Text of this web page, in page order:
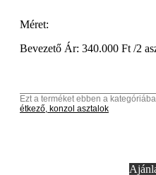
Méret:
Bevezető Ár: 340.000 Ft /2
Ezt a terméket ebben a
étkező, konzol asztalok